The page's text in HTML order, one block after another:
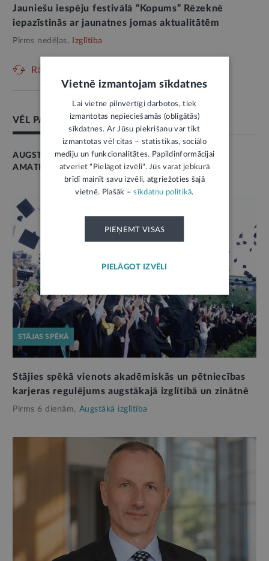
Jauniešu iespēju festivālā “Kopums” Rēzeknē
iepazīstinās ar jaunatnes jomas aktualitātēm
Pirms nedēļas, Izglītība
Rādīt vēl
VĒL PAR ŠO TĒMU
AUGSTĀKĀ IZGLĪTĪBA
AMATPERSONA
STĀJAS SPĒKĀ
Stājies spēkā vienots akadēmiskās un pētniecības
karjeras regulējums augstākajā izglītībā un zinātnē
Pirms 6 dienām, Augstākā izglītība
Vietnē izmantojam sīkdatnes
Lai vietne pilnvērtīgi darbotos, tiek
izmantotas nepieciešamās (obligātās)
sīkdatnes. Ar Jūsu piekrišanu var tikt
izmantotas vēl citas – statistikas, sociālo
mediju un funkcionalitātes. Papildinformācijai
atveriet "Pielāgot izvēli". Jūs varat jebkurā
brīdī mainīt savu izvēli, atgriežoties šajā
vietnē. Plašāk –sīkdatņu politikā.
PIEŅEMT VISAS
PIELĀGOT IZVĒLI